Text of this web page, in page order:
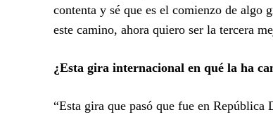
contenta y sé que es el comienzo de algo
este camino, ahora quiero ser la tercera
¿Esta gira internacional en qué la ha
“Esta gira que pasó que fue en